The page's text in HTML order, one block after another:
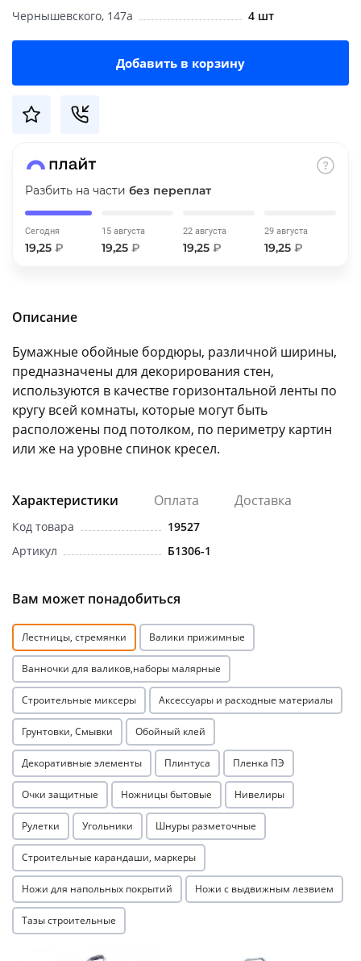
Чернышевского, 147а 4 шт
Добавить в корзину
Разбить на части без переплат
Сегодня
19,25 ₽
15 августа
19,25 ₽
22 августа
19,25 ₽
29 августа
19,25 ₽
Описание
Бумажные обойные бордюры, различной ширины,
предназначены для декорирования стен,
используются в качестве горизонтальной ленты по
кругу всей комнаты, которые могут быть
расположены под потолком, по периметру картин
или же на уровне спинок кресел.
Характеристики Оплата Доставка
Код товара
19527
Артикул
Б1306-1
Вам может понадобиться
Лестницы, стремянки Валики прижимные
Ванночки для валиков,наборы малярные
Строительные миксеры Аксессуары и расходные материалы
Грунтовки, Смывки Обойный клей
Декоративные элементы Плинтуса Пленка ПЭ
Очки защитные Ножницы бытовые Нивелиры
Рулетки Угольники Шнуры разметочные
Строительные карандаши, маркеры
Ножи для напольных покрытий Ножи с выдвижным лезвием
Тазы строительные
по25%каждые 2 недели
об оплате Плайтом
раз в 2
plait.ru